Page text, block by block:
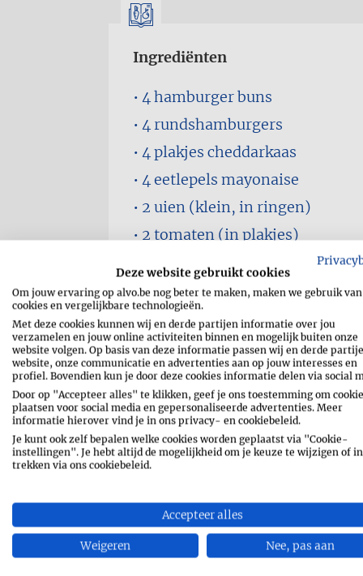
Ingrediënten
4hamburger buns
4 rundshamburgers
4 plakjes cheddarkaas
4 eetlepels mayonaise
2 uien (klein, in ringen)
2 tomaten (in plakjes)
augurken (in plakjes)
4 blaadjes sla
boter
peper en zout
SHARE
WHATSAPP EMAIL
Deze website gebruikt cookies
Om jouw ervaring op alvo.be nog beter te maken, maken we gebruik van
cookies en vergelijkbare technologieën.
Met deze cookies kunnen wij en derde partijen informatie over jou
verzamelen en jouw online activiteiten binnen en mogelijk buiten onze
website volgen. Op basis van deze informatie passen wij en derde
website, onze communicatie en advertenties aan op jouw interesses en
profiel. Bovendien kun je door deze cookies informatie delen via social
Door op "Accepteer alles" te klikken, geef je ons toestemming om
plaatsen voor social media en gepersonaliseerde advertenties. Meer
informatie hierover vind je in ons privacy- en cookiebeleid.
Je kunt ook zelf bepalen welke cookies worden geplaatst via "Cookie-
instellingen". Je hebt altijd de mogelijkheid om je keuze te wijzigen of
trekken via ons cookiebeleid.
Accepteer alles
Weigeren Nee, pas aan